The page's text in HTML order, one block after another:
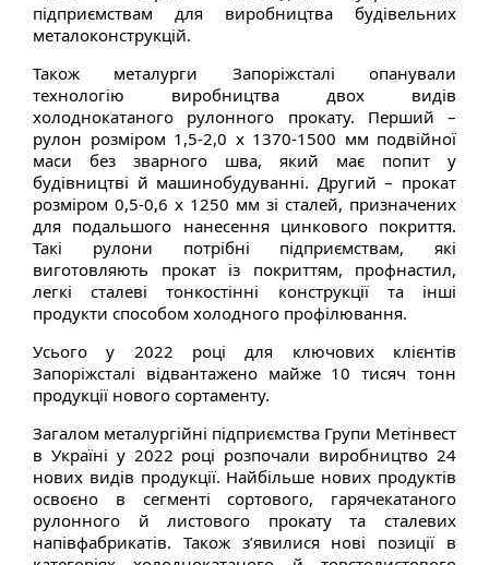
підприємствам для виробництва будівельних
металоконструкцій.
Також металурги Запоріжсталі опанували
технологію виробництва двох видів
холоднокатаного рулонного прокату. Перший –
рулон розміром 1,5-2,0 х 1370-1500 мм подвійної
маси без зварного шва, який має попит у
будівництві й машинобудуванні. Другий – прокат
розміром 0,5-0,6 х 1250 мм зі сталей, призначених
для подальшого нанесення цинкового покриття.
Такі рулони потрібні підприємствам, які
виготовляють прокат із покриттям, профнастил,
легкі сталеві тонкостінні конструкції та інші
продукти способом холодного профілювання.
Усього у 2022 році для ключових клієнтів
Запоріжсталі відвантажено майже 10 тисяч тонн
продукції нового сортаменту.
Загалом металургійні підприємства Групи Метінвест
в Україні у 2022 році розпочали виробництво 24
нових видів продукції. Найбільше нових продуктів
освоєно в сегменті сортового, гарячекатаного
рулонного й листового прокату та сталевих
напівфабрикатів. Також з’явилися нові позиції в